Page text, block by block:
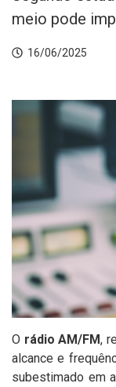
meio pode
16/06/2025
O rádio AM/FM,
alcance e
subestimado em